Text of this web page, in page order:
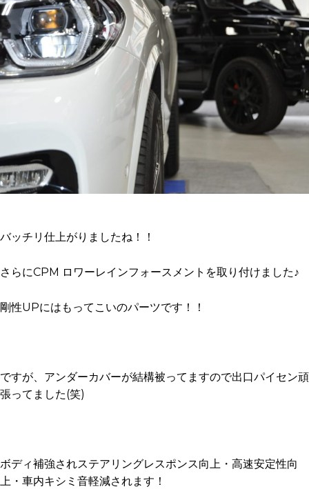
バッチリ仕上がりましたね！！
さらにCPM ロワーレインフォースメントを取り付けました♪
剛性UPにはもってこいのパーツです！！
ですが、アンダーカバーが結構被ってますので出口パイセン頑
張ってました(笑)
ボディ補強されステアリングレスポンス向上・高速安定性向
上・車内キシミ音軽減されます！